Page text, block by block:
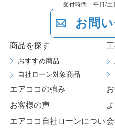
受付時間：平日/
お問
商品を探す
おすすめ商品
自社ローン対象商品
エアココの強み
お客様の声
エアココ自社ローンについ